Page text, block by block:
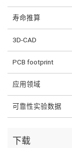
寿命推算
3D-CAD
PCB footprint
应用领域
可靠性实验数据
下载